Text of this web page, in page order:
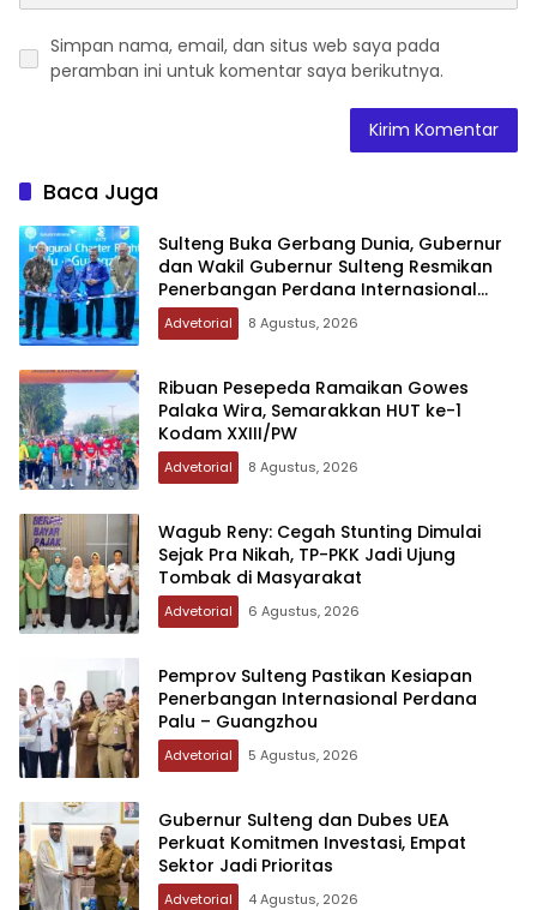
Simpan nama, email, dan situs web saya pada
peramban ini untuk komentar saya berikutnya.
Baca Juga
Sulteng Buka Gerbang Dunia, Gubernur
dan Wakil Gubernur Sulteng Resmikan
Penerbangan Perdana Internasional
Palu-Guangzhou
Advetorial 8 Agustus, 2026
Ribuan Pesepeda Ramaikan Gowes
Palaka Wira, Semarakkan HUT ke-1
Kodam XXIII/PW
Advetorial 8 Agustus, 2026
Wagub Reny: Cegah Stunting Dimulai
Sejak Pra Nikah, TP-PKK Jadi Ujung
Tombak di Masyarakat
Advetorial 6 Agustus, 2026
Pemprov Sulteng Pastikan Kesiapan
Penerbangan Internasional Perdana
Palu – Guangzhou
Advetorial 5 Agustus, 2026
Gubernur Sulteng dan Dubes UEA
Perkuat Komitmen Investasi, Empat
Sektor Jadi Prioritas
Advetorial 4 Agustus, 2026